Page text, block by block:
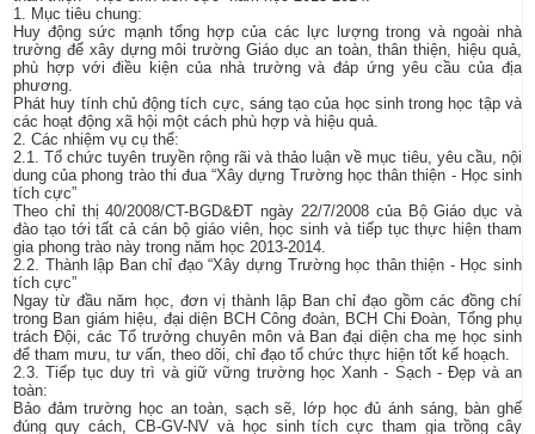
1. Mục tiêu chung:
Huy động sức mạnh tổng hợp của các lực lượng trong và ngoài nhà
trường để xây dựng môi trường Giáo dục an toàn, thân thiện, hiệu quả,
phù hợp với điều kiện của nhà trường và đáp ứng yêu cầu của địa
phương.
Phát huy tính chủ động tích cực, sáng tạo của học sinh trong học tập và
các hoạt động xã hội một cách phù hợp và hiệu quả.
2. Các nhiệm vụ cụ thể:
2.1. Tổ chức tuyên truyền rộng rãi và thảo luận về mục tiêu, yêu cầu, nội
dung của phong trào thi đua “Xây dựng Trường học thân thiện - Học sinh
tích cực”
Theo chỉ thị 40/2008/CT-BGD&ĐT ngày 22/7/2008 của Bộ Giáo dục và
đào tạo tới tất cả cán bộ giáo viên, học sinh và tiếp tục thực hiện tham
gia phong trào này trong năm học 2013-2014.
2.2. Thành lập Ban chỉ đạo “Xây dựng Trường học thân thiện - Học sinh
tích cực”
Ngay từ đầu năm học, đơn vị thành lập Ban chỉ đạo gồm các đồng chí
trong Ban giám hiệu, đại diện BCH Công đoàn, BCH Chi Đoàn, Tổng phụ
trách Đội, các Tổ trưởng chuyên môn và Ban đại diện cha mẹ học sinh
để tham mưu, tư vấn, theo dõi, chỉ đạo tổ chức thực hiện tốt kế hoạch.
2.3. Tiếp tục duy trì và giữ vững trường học Xanh - Sạch - Đẹp và an
toàn:
Bảo đảm trường học an toàn, sạch sẽ, lớp học đủ ánh sáng, bàn ghế
đúng quy cách, CB-GV-NV và học sinh tích cực tham gia trồng cây